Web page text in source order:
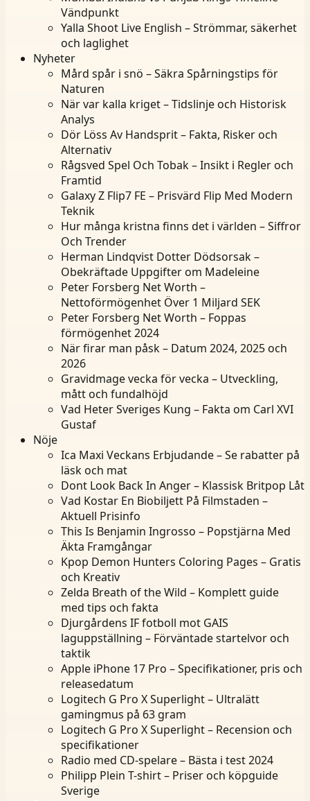
Vändpunkt
Yalla Shoot Live English – Strömmar, säkerhet
och laglighet
Nyheter
Mård spår i snö – Säkra Spårningstips för
Naturen
När var kalla kriget – Tidslinje och Historisk
Analys
Dör Löss Av Handsprit – Fakta, Risker och
Alternativ
Rågsved Spel Och Tobak – Insikt i Regler och
Framtid
Galaxy Z Flip7 FE – Prisvärd Flip Med Modern
Teknik
Hur många kristna finns det i världen – Siffror
Och Trender
Herman Lindqvist Dotter Dödsorsak –
Obekräftade Uppgifter om Madeleine
Peter Forsberg Net Worth –
Nettoförmögenhet Över 1 Miljard SEK
Peter Forsberg Net Worth – Foppas
förmögenhet 2024
När firar man påsk – Datum 2024, 2025 och
2026
Gravidmage vecka för vecka – Utveckling,
mått och fundalhöjd
Vad Heter Sveriges Kung – Fakta om Carl XVI
Gustaf
Nöje
Ica Maxi Veckans Erbjudande – Se rabatter på
läsk och mat
Dont Look Back In Anger – Klassisk Britpop Låt
Vad Kostar En Biobiljett På Filmstaden –
Aktuell Prisinfo
This Is Benjamin Ingrosso – Popstjärna Med
Äkta Framgångar
Kpop Demon Hunters Coloring Pages – Gratis
och Kreativ
Zelda Breath of the Wild – Komplett guide
med tips och fakta
Djurgårdens IF fotboll mot GAIS
laguppställning – Förväntade startelvor och
taktik
Apple iPhone 17 Pro – Specifikationer, pris och
releasedatum
Logitech G Pro X Superlight – Ultralätt
gamingmus på 63 gram
Logitech G Pro X Superlight – Recension och
specifikationer
Radio med CD-spelare – Bästa i test 2024
Philipp Plein T-shirt – Priser och köpguide
Sverige